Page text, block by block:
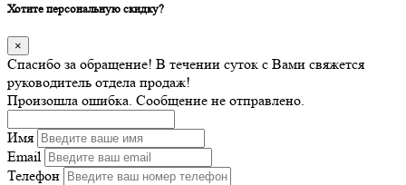
Хотите персональную скидку?
×
Спасибо за обращение! В течении суток с Вами свяжется
руководитель отдела продаж!
Произошла ошибка. Сообщение не отправлено.
Имя
Email
Телефон